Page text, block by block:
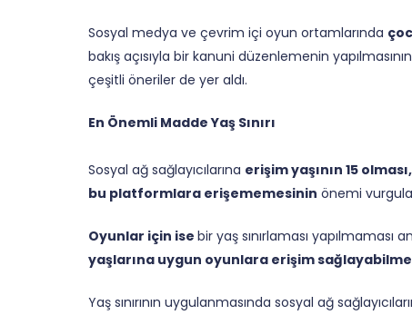
Sosyal medya ve çevrim içi oyun ortamlarında
bakış açısıyla bir kanuni düzenlemenin
çeşitli öneriler de yer aldı.
En Önemli Madde Yaş Sınırı
Sosyal ağ sağlayıcılarına erişim yaşının 15
bu platformlara erişememesinin önemi
Oyunlar için ise bir yaş sınırlaması yapılmaması
yaşlarına uygun oyunlara erişim
Yaş sınırının uygulanmasında sosyal ağ